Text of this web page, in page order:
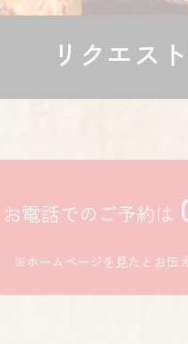
リクエス
お電話でのご予約は
※ホームページを見たとお伝